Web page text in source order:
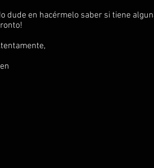
dude en hacérmelo saber si tiene